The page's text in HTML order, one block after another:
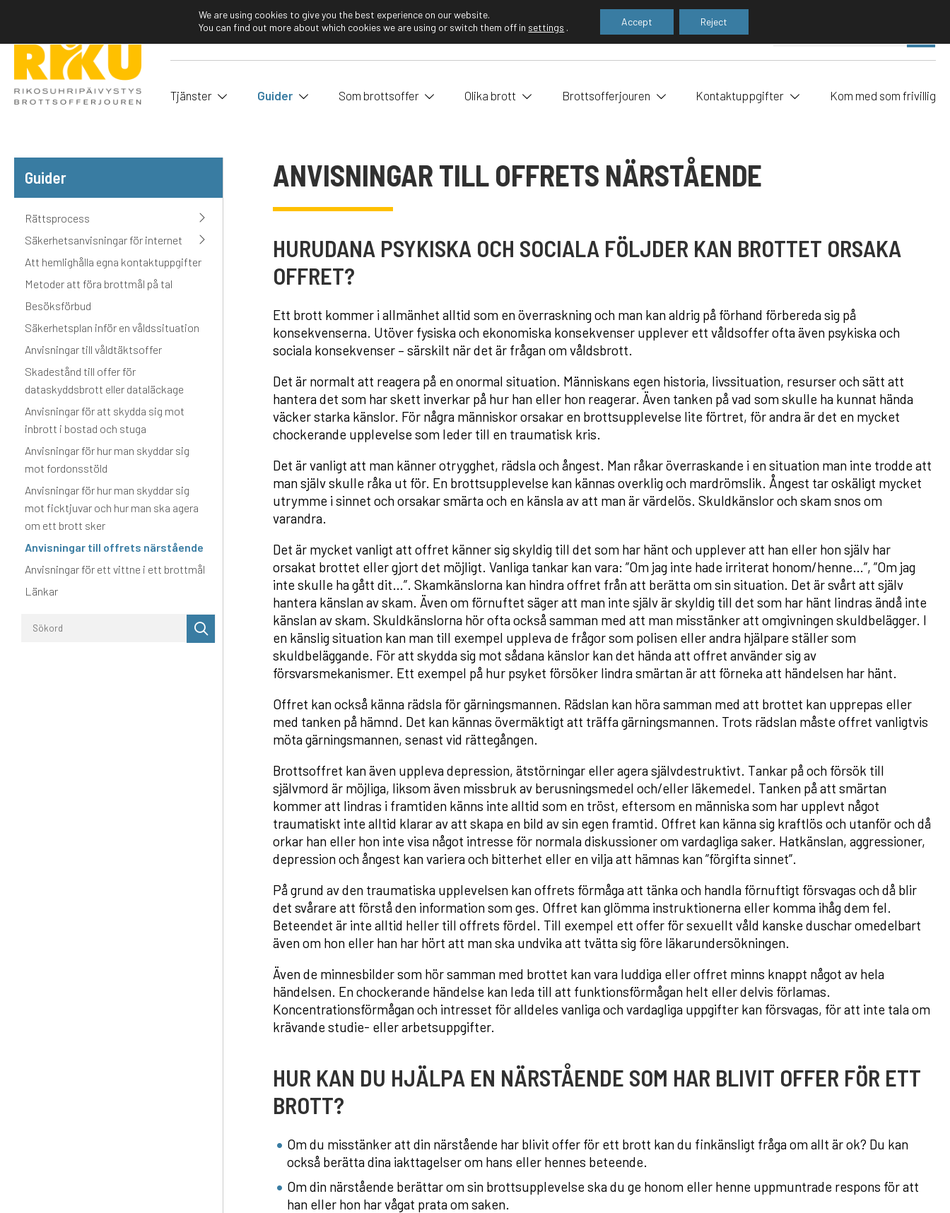
EN FI SE
Tjänster Guider Som brottsoffer Olika brott Brottsofferjouren Kontaktuppgifter Kom med som frivillig
Guider
Rättsprocess
Säkerhetsanvisningar för internet
Att hemlighålla egna kontaktuppgifter
Metoder att föra brottmål på tal
Besöksförbud
Säkerhetsplan inför en våldssituation
Anvisningar till våldtäktsoffer
Skadestånd till offer för
dataskyddsbrott eller dataläckage
Anvisningar för att skydda sig mot
inbrott i bostad och stuga
Anvisningar för hur man skyddar sig
mot fordonsstöld
Anvisningar för hur man skyddar sig
mot ficktjuvar och hur man ska agera
om ett brott sker
Anvisningar till offrets närstående
Anvisningar för ett vittne i ett brottmål
Länkar
sökning
ANVISNINGAR TILL OFFRETS NÄRSTÅENDE
HURUDANA PSYKISKA OCH SOCIALA FÖLJDER KAN BROTTET ORSAKA
OFFRET?
Ett brott kommer i allmänhet alltid som en överraskning och man kan aldrig på förhand förbereda sig på
konsekvenserna. Utöver fysiska och ekonomiska konsekvenser upplever ett våldsoffer ofta även psykiska och
sociala konsekvenser – särskilt när det är frågan om våldsbrott.
Det är normalt att reagera på en onormal situation. Människans egen historia, livssituation, resurser och sätt att
hantera det som har skett inverkar på hur han eller hon reagerar. Även tanken på vad som skulle ha kunnat hända
väcker starka känslor. För några människor orsakar en brottsupplevelse lite förtret, för andra är det en mycket
chockerande upplevelse som leder till en traumatisk kris.
Det är vanligt att man känner otrygghet, rädsla och ångest. Man råkar överraskande i en situation man inte trodde att
man själv skulle råka ut för. En brottsupplevelse kan kännas overklig och mardrömslik. Ångest tar oskäligt mycket
utrymme i sinnet och orsakar smärta och en känsla av att man är värdelös. Skuldkänslor och skam snos om
varandra.
Det är mycket vanligt att offret känner sig skyldig till det som har hänt och upplever att han eller hon själv har
orsakat brottet eller gjort det möjligt. Vanliga tankar kan vara: ”Om jag inte hade irriterat honom/henne…”, ”Om jag
inte skulle ha gått dit…”. Skamkänslorna kan hindra offret från att berätta om sin situation. Det är svårt att själv
hantera känslan av skam. Även om förnuftet säger att man inte själv är skyldig till det som har hänt lindras ändå inte
känslan av skam. Skuldkänslorna hör ofta också samman med att man misstänker att omgivningen skuldbelägger. I
en känslig situation kan man till exempel uppleva de frågor som polisen eller andra hjälpare ställer som
skuldbeläggande. För att skydda sig mot sådana känslor kan det hända att offret använder sig av
försvarsmekanismer. Ett exempel på hur psyket försöker lindra smärtan är att förneka att händelsen har hänt.
Offret kan också känna rädsla för gärningsmannen. Rädslan kan höra samman med att brottet kan upprepas eller
med tanken på hämnd. Det kan kännas övermäktigt att träffa gärningsmannen. Trots rädslan måste offret vanligtvis
möta gärningsmannen, senast vid rättegången.
Brottsoffret kan även uppleva depression, ätstörningar eller agera självdestruktivt. Tankar på och försök till
självmord är möjliga, liksom även missbruk av berusningsmedel och/eller läkemedel. Tanken på att smärtan
kommer att lindras i framtiden känns inte alltid som en tröst, eftersom en människa som har upplevt något
traumatiskt inte alltid klarar av att skapa en bild av sin egen framtid. Offret kan känna sig kraftlös och utanför och då
orkar han eller hon inte visa något intresse för normala diskussioner om vardagliga saker. Hatkänslan, aggressioner,
depression och ångest kan variera och bitterhet eller en vilja att hämnas kan ”förgifta sinnet”.
På grund av den traumatiska upplevelsen kan offrets förmåga att tänka och handla förnuftigt försvagas och då blir
det svårare att förstå den information som ges. Offret kan glömma instruktionerna eller komma ihåg dem fel.
Beteendet är inte alltid heller till offrets fördel. Till exempel ett offer för sexuellt våld kanske duschar omedelbart
även om hon eller han har hört att man ska undvika att tvätta sig före läkarundersökningen.
Även de minnesbilder som hör samman med brottet kan vara luddiga eller offret minns knappt något av hela
händelsen. En chockerande händelse kan leda till att funktionsförmågan helt eller delvis förlamas.
Koncentrationsförmågan och intresset för alldeles vanliga och vardagliga uppgifter kan försvagas, för att inte tala om
krävande studie- eller arbetsuppgifter.
HUR KAN DU HJÄLPA EN NÄRSTÅENDE SOM HAR BLIVIT OFFER FÖR ETT
BROTT?
Om du misstänker att din närstående har blivit offer för ett brott kan du finkänsligt fråga om allt är ok? Du kan
också berätta dina iakttagelser om hans eller hennes beteende.
Om din närstående berättar om sin brottsupplevelse ska du ge honom eller henne uppmuntrade respons för att
han eller hon har vågat prata om saken.
We are using cookies to give you the best experience on our website.
You can find out more about which cookies we are using or switch them off in settings . Accept Reject